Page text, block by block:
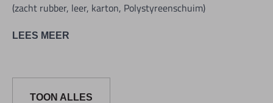
(zacht rubber, leer, karton, Polystyreenschuim)
LEES MEER
TOON ALLES